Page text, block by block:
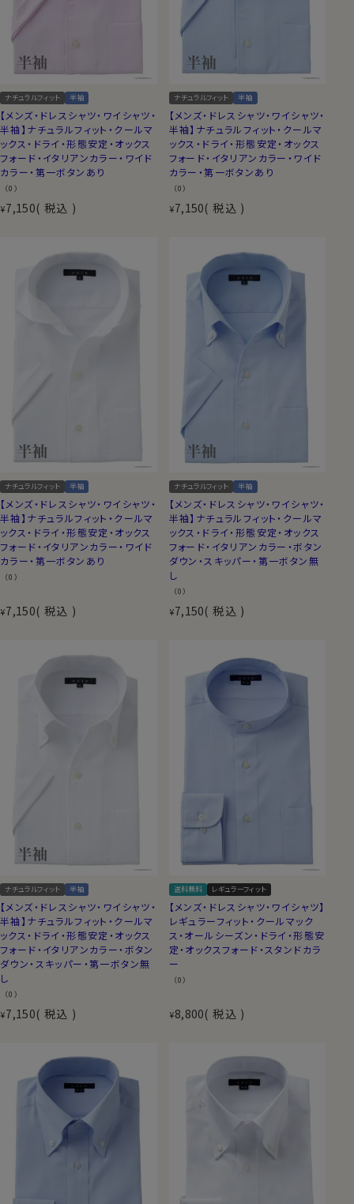
ナチュラルフィット 半袖
【メンズ・ドレスシャツ・ワイシャツ・
半袖】ナチュラルフィット・クールマ
ックス・ドライ・形態安定・オックス
フォード・イタリアンカラー・ワイド
カラー・第一ボタンあり
（0）
¥7,150 税込
ナチュラルフィット 半袖
【メンズ・ドレスシャツ・ワイシャツ・
半袖】ナチュラルフィット・クールマ
ックス・ドライ・形態安定・オックス
フォード・イタリアンカラー・ワイド
カラー・第一ボタンあり
（0）
¥7,150 税込
ナチュラルフィット 半袖
【メンズ・ドレスシャツ・ワイシャツ・
半袖】ナチュラルフィット・クールマ
ックス・ドライ・形態安定・オックス
フォード・イタリアンカラー・ワイド
カラー・第一ボタンあり
（0）
¥7,150 税込
ナチュラルフィット 半袖
【メンズ・ドレスシャツ・ワイシャツ・
半袖】ナチュラルフィット・クールマ
ックス・ドライ・形態安定・オックス
フォード・イタリアンカラー・ボタン
ダウン・スキッパー・第一ボタン無
し
（0）
¥7,150 税込
ナチュラルフィット 半袖
【メンズ・ドレスシャツ・ワイシャツ・
半袖】ナチュラルフィット・クールマ
ックス・ドライ・形態安定・オックス
フォード・イタリアンカラー・ボタン
ダウン・スキッパー・第一ボタン無
し
（0）
¥7,150 税込
送料無料 レギュラーフィット
【メンズ・ドレスシャツ・ワイシャツ】
レギュラーフィット・クールマック
ス・オールシーズン・ドライ・形態安
定・オックスフォード・スタンドカラ
ー
（0）
¥8,800 税込